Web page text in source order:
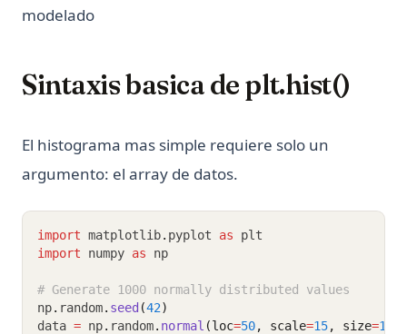
modelado
Sintaxis basica de plt.hist()
El histograma mas simple requiere solo un
argumento: el array de datos.
import matplotlib. pyplot as plt
import numpy as np
# Generate 1000 normally distributed values
np. random. seed (42)
data = np. random. normal (loc=50, scale=15, size=1000